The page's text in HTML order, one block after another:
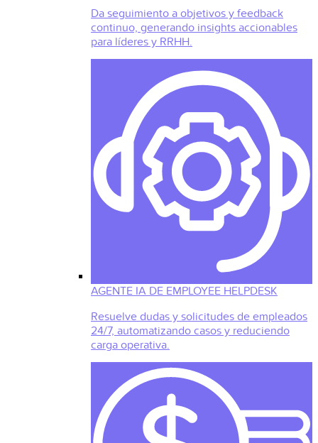
Da seguimiento a objetivos y feedback
continuo, generando insights accionables
para líderes y RRHH.
AGENTE IA DE EMPLOYEE HELPDESK
Resuelve dudas y solicitudes de empleados
24/7, automatizando casos y reduciendo
carga operativa.